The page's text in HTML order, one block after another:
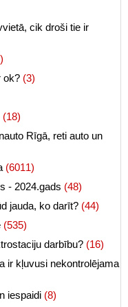
cik droši tie ir
ok? (3)
(18)
Rīgā, reti auto un
(6011)
- 2024.gads (48)
jauda, ko darīt? (44)
(535)
darbību? (16)
ir kļuvusi nekontrolējama
iespaidi (8)